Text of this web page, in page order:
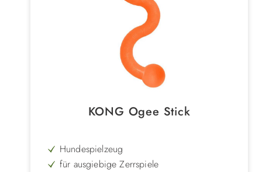
KONG Ogee Stick
Hundespielzeug
für ausgiebige Zerrspiele